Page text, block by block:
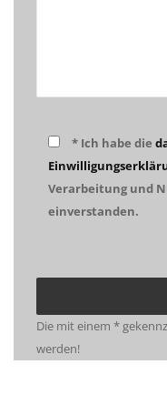
* Ich habe die
Verarbeitung und
einverstanden.
Die mit einem *
werden!